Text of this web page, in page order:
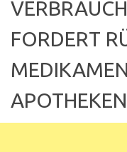
FORDERT
APOTHEKEN